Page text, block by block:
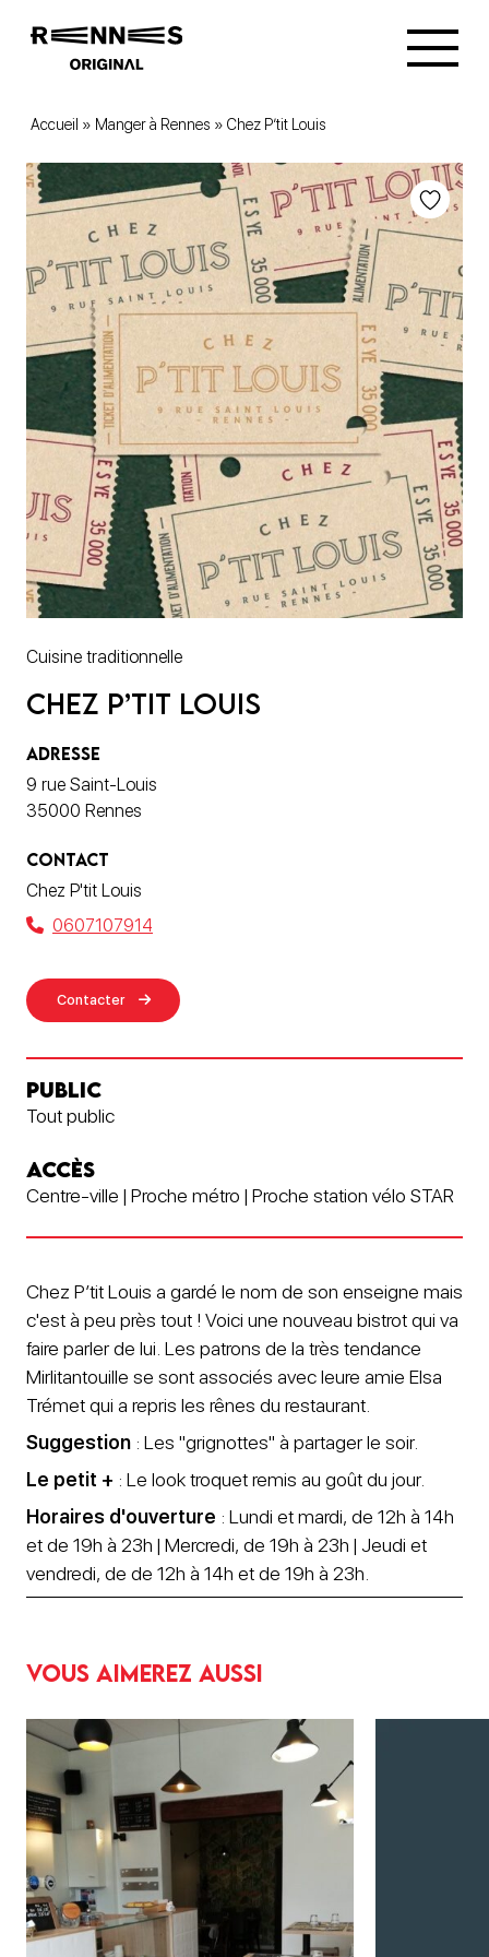
Accueil » Manger à Rennes » Chez P’tit Louis
Cuisine traditionnelle
Chez P’tit Louis
ADRESSE
9 rue Saint-Louis
35000 Rennes
CONTACT
Chez P'tit Louis
0607107914
Contacter
PUBLIC
Tout public
ACCÈS
Centre-ville | Proche métro | Proche station vélo STAR
Chez P’tit Louis a gardé le nom de son enseigne mais
c'est à peu près tout ! Voici une nouveau bistrot qui va
faire parler de lui. Les patrons de la très tendance
Mirlitantouille se sont associés avec leure amie Elsa
Trémet qui a repris les rênes du restaurant.
Suggestion : Les "grignottes" à partager le soir.
Le petit + : Le look troquet remis au goût du jour.
Horaires d'ouverture : Lundi et mardi, de 12h à 14h
et de 19h à 23h | Mercredi, de 19h à 23h | Jeudi et
vendredi, de de 12h à 14h et de 19h à 23h.
Vous aimerez aussi